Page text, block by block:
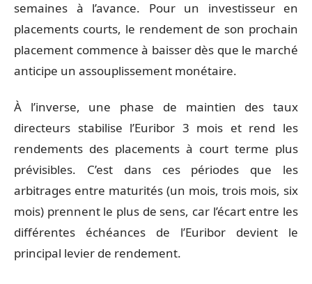
semaines à l’avance. Pour un investisseur en
placements courts, le rendement de son prochain
placement commence à baisser dès que le marché
anticipe un assouplissement monétaire.
À l’inverse, une phase de maintien des taux
directeurs stabilise l’Euribor 3 mois et rend les
rendements des placements à court terme plus
prévisibles. C’est dans ces périodes que les
arbitrages entre maturités (un mois, trois mois, six
mois) prennent le plus de sens, car l’écart entre les
différentes échéances de l’Euribor devient le
principal levier de rendement.